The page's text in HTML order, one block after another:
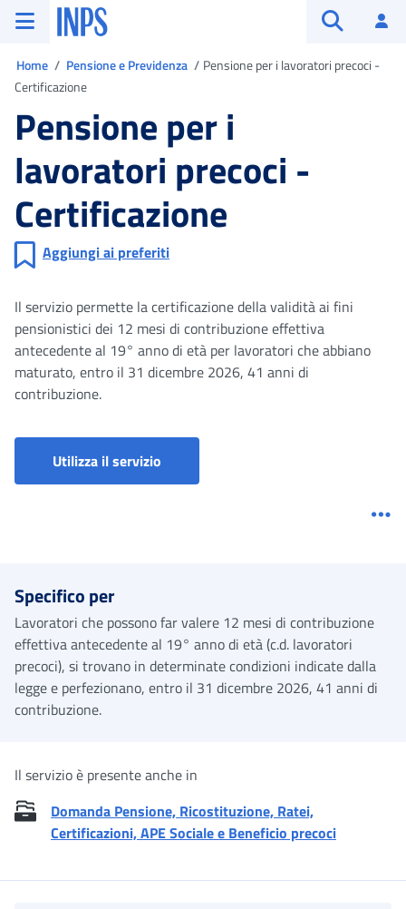
Vai al menu principale
Vai al contenuto principale
Vai al pie' di pagina
INPS ()
Home Pensione e Previdenza
Pensione per i lavoratori precoci -
Certificazione
Pensione per i
lavoratori precoci -
Certificazione
Aggiungi ai preferiti
Il servizio permette la certificazione della validità ai fini
pensionistici dei 12 mesi di contribuzione effettiva
antecedente al 19° anno di età per lavoratori che abbiano
maturato, entro il 31 dicembre 2026, 41 anni di
contribuzione.
Utilizza il servizio
Specifico per
Lavoratori che possono far valere 12 mesi di contribuzione
effettiva antecedente al 19° anno di età (c.d. lavoratori
precoci), si trovano in determinate condizioni indicate dalla
legge e perfezionano, entro il 31 dicembre 2026, 41 anni di
contribuzione.
Il servizio è presente anche in
Domanda Pensione, Ricostituzione, Ratei,
Certificazioni, APE Sociale e Beneficio precoci